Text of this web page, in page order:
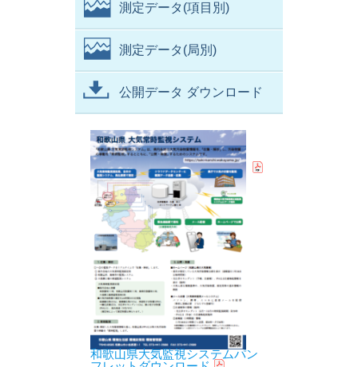
測定データ(項目別)
測定データ(局別)
公開データ ダウンロード
和歌山県大気監視システムパン